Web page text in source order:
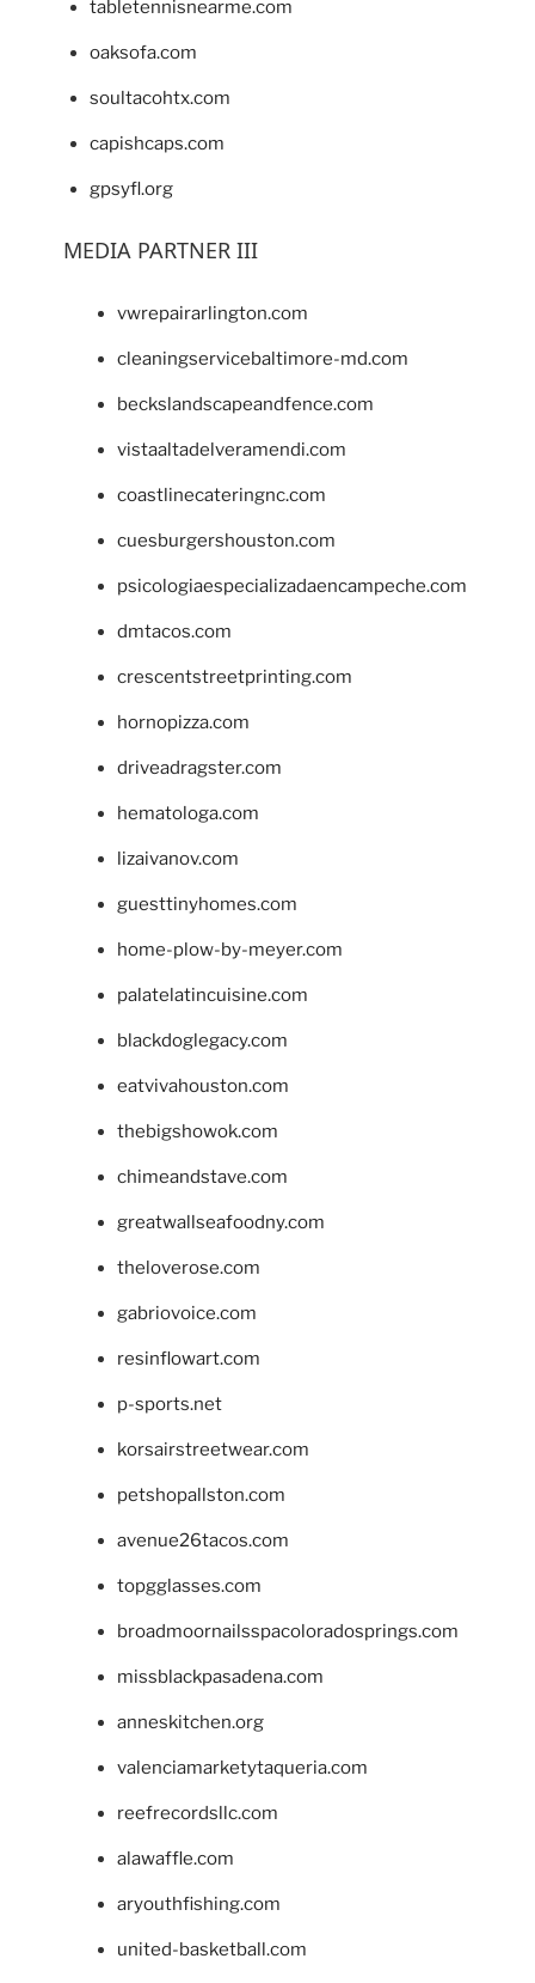
tabletennisnearme.com
oaksofa.com
soultacohtx.com
capishcaps.com
gpsyfl.org
MEDIA PARTNER III
vwrepairarlington.com
cleaningservicebaltimore-md.com
beckslandscapeandfence.com
vistaaltadelveramendi.com
coastlinecateringnc.com
cuesburgershouston.com
psicologiaespecializadaencampeche.com
dmtacos.com
crescentstreetprinting.com
hornopizza.com
driveadragster.com
hematologa.com
lizaivanov.com
guesttinyhomes.com
home-plow-by-meyer.com
palatelatincuisine.com
blackdoglegacy.com
eatvivahouston.com
thebigshowok.com
chimeandstave.com
greatwallseafoodny.com
theloverose.com
gabriovoice.com
resinflowart.com
p-sports.net
korsairstreetwear.com
petshopallston.com
avenue26tacos.com
topgglasses.com
broadmoornailsspacoloradosprings.com
missblackpasadena.com
anneskitchen.org
valenciamarketytaqueria.com
reefrecordsllc.com
alawaffle.com
aryouthfishing.com
united-basketball.com